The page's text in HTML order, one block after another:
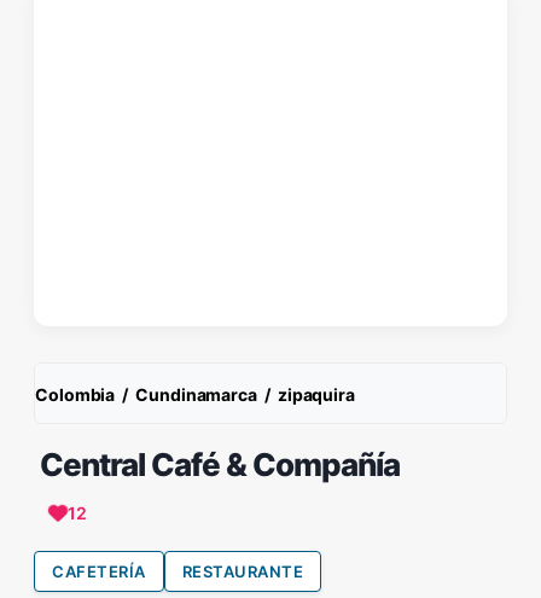
Colombia / Cundinamarca / zipaquira
Central Café & Compañía
12
CAFETERÍA RESTAURANTE